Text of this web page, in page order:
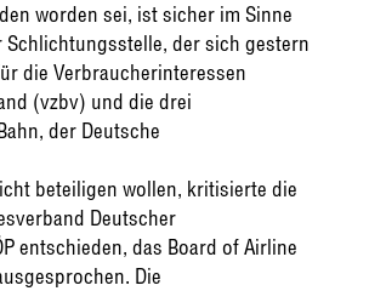
worden sei, ist sicher im Sinne
Schlichtungsstelle, der sich gestern
die Verbraucherinteressen
(vzbv) und die drei
der Deutsche
beteiligen wollen, kritisierte die
Deutscher
entschieden, das Board of Airline
Die